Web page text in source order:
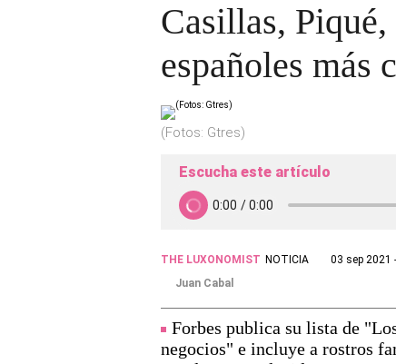
Casillas,
españoles más
(Fotos: Gtres)
Escucha este artículo
THE LUXONOMIST NOTICIA
03 sep 2021
Juan Cabal
Forbes publica su lista de
negocios" e incluye a rostros